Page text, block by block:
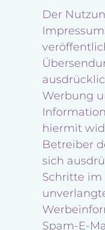
Der
Werbung
hiermit
Betreiber
sich
Schritte im
Spam-E-